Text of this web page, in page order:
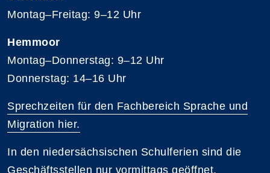
Montag–Freitag: 9–12 Uhr
Hemmoor
Montag–Donnerstag: 9–12 Uhr
Donnerstag: 14–16 Uhr
Sprechzeiten für den Fachbereich Sprache und
Migration hier.
In den niedersächsischen Schulferien sind die
Geschäftsstellen nur vormittags geöffnet.